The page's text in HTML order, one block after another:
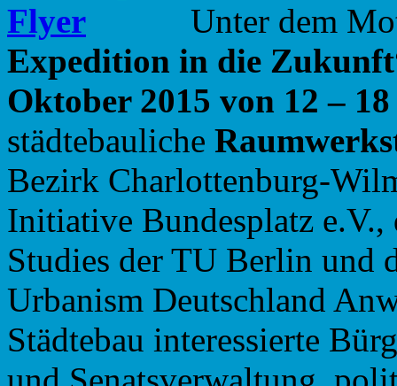
Unter dem
Expedition in die
Oktober 2015 von 12 –
städtebauliche
Bezirk Charlottenburg-
Initiative Bundesplatz
Studies der TU Berlin und
Urbanism Deutschland
Städtebau interessierte